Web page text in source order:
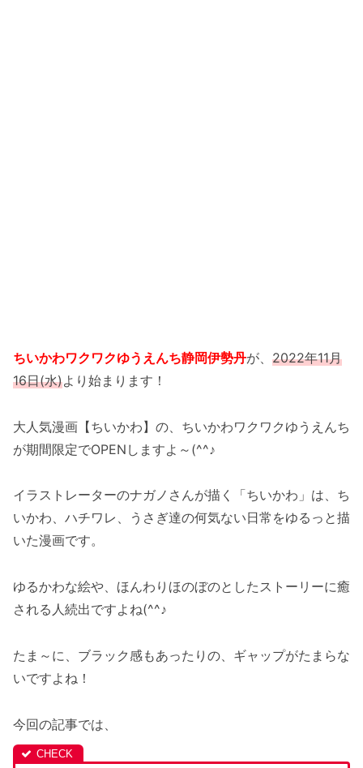
ちいかわワクワクゆうえんち静岡伊勢丹が、 2022年11月
16日(水)より始まります！
大人気漫画【ちいかわ】の、ちいかわワクワクゆうえんち
が期間限定でOPENしますよ～(^^♪
イラストレーターのナガノさんが描く「ちいかわ」は、ち
いかわ、ハチワレ、うさぎ達の何気ない日常をゆるっと描
いた漫画です。
ゆるかわな絵や、ほんわりほのぼのとしたストーリーに癒
される人続出ですよね(^^♪
たま～に、ブラック感もあったりの、ギャップがたまらな
いですよね！
今回の記事では、